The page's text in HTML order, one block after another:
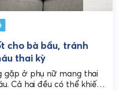
cho bà bầu, tránh
thai kỳ
gặp ở phụ nữ mang thai
Cả hai đều có thể khiến